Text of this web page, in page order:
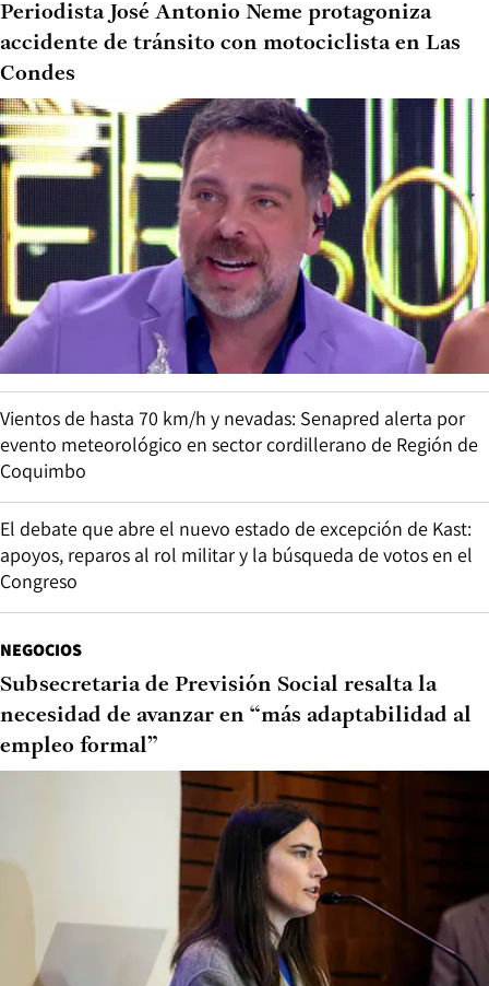
Periodista José Antonio Neme protagoniza
accidente de tránsito con motociclista en Las
Condes
Vientos de hasta 70 km/h y nevadas: Senapred alerta por
evento meteorológico en sector cordillerano de Región de
Coquimbo
El debate que abre el nuevo estado de excepción de Kast:
apoyos, reparos al rol militar y la búsqueda de votos en el
Congreso
NEGOCIOS
Subsecretaria de Previsión Social resalta la
necesidad de avanzar en “más adaptabilidad al
empleo formal”